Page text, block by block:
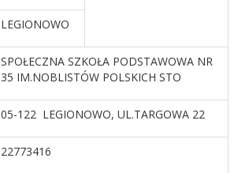
LEGIONOWO
SPOŁECZNA SZKOŁA PODSTAWOWA NR
35 IM.NOBLISTÓW POLSKICH STO
05-122 LEGIONOWO, UL.TARGOWA 22
22773416